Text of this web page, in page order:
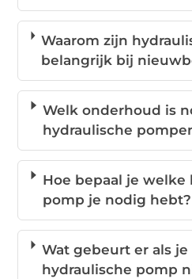
Waarom zijn
belangrijk bij
Welk onderhoud is
hydraulische
Hoe bepaal je welke
pomp je nodig hebt?
Wat gebeurt er als je
hydraulische pomp